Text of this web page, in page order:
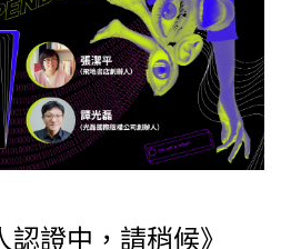
認證中，請稍候》